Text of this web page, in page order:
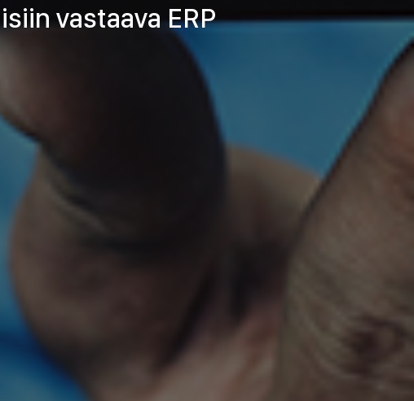
vastaava ERP